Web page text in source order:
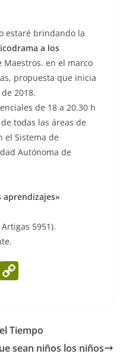
estaré brindando la
a los
Maestros. en el marco
propuesta que inicia
2018.
de 18 a 20.30 h
todas las áreas de
el Sistema de
Autónoma de
5951).
T
y
Li
Tiempo
sean niños los niños